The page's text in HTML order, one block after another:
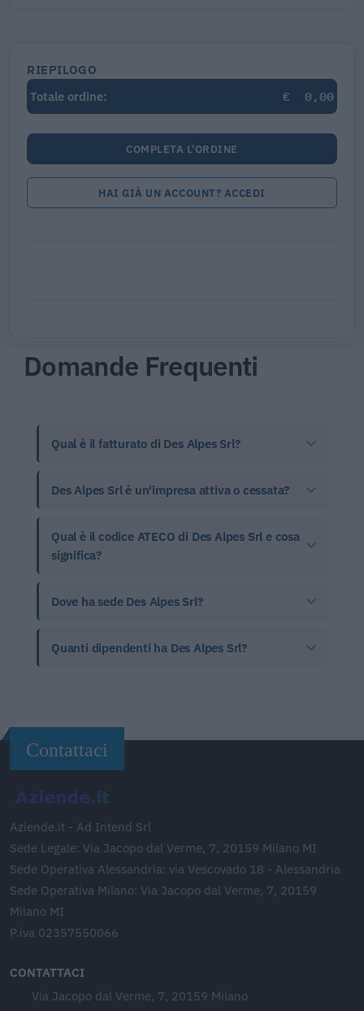
RIEPILOGO
Totale ordine:
€ 0,00
COMPLETA L'ORDINE
HAI GIÀ UN ACCOUNT? ACCEDI
Domande Frequenti
Qual è il fatturato di Des Alpes Srl?
Des Alpes Srl è un'impresa attiva o cessata?
Qual è il codice ATECO di Des Alpes Srl e cosa
significa?
Dove ha sede Des Alpes Srl?
Quanti dipendenti ha Des Alpes Srl?
Contattaci
Aziende.it - Ad Intend Srl
Sede Legale: Via Jacopo dal Verme, 7, 20159 Milano MI
Sede Operativa Alessandria: via Vescovado 18 - Alessandria
Sede Operativa Milano: Via Jacopo dal Verme, 7, 20159
Milano MI
P.iva 02357550066
CONTATTACI
Via Jacopo dal Verme, 7, 20159 Milano